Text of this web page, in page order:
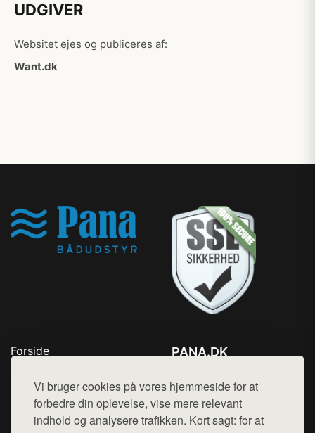
Vi bruger cookies på vores hjemmeside for at
forbedre din oplevelse, vise mere relevant
indhold og analysere trafikken. Kort sagt: for at
UDGIVER
Websitet ejes og publiceres af:
Want.dk
Forside
Top Rabatter
Blog
Kontakt
PANA.DK
Mail: hej@want.dk
Cookie- og privatlivspolitik